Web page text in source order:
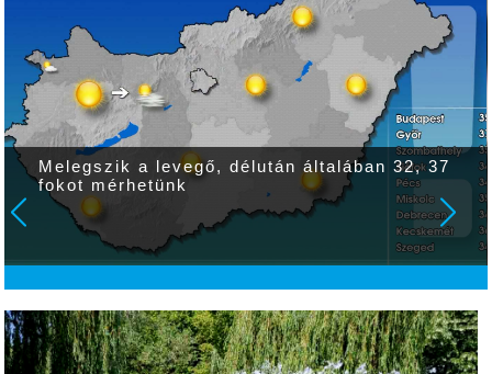
Melegszik a levegő, délután általában 32, 37
fokot mérhetünk